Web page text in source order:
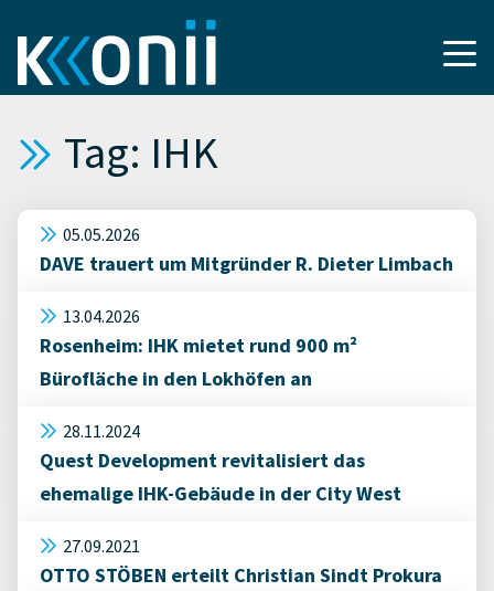
Tag: IHK
05.05.2026
DAVE trauert um Mitgründer R. Dieter Limbach
13.04.2026
Rosenheim: IHK mietet rund 900 m²
Bürofläche in den Lokhöfen an
28.11.2024
Quest Development revitalisiert das
ehemalige IHK-Gebäude in der City West
27.09.2021
OTTO STÖBEN erteilt Christian Sindt Prokura